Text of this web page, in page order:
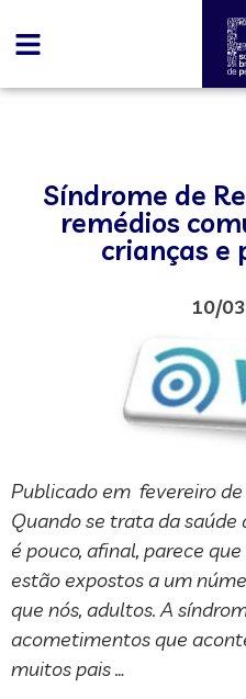
Síndrome de
remédios
crianças e
10/
Publicado em fevereiro
Quando se trata da saúde
é pouco, afinal, parece
estão expostos a um
que nós, adultos. A
acometimentos que
muitos pais …